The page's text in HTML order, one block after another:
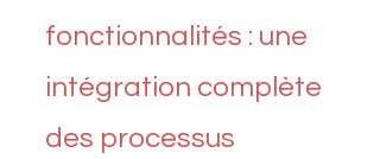
fonctionnalités : une
intégration complète
des processus